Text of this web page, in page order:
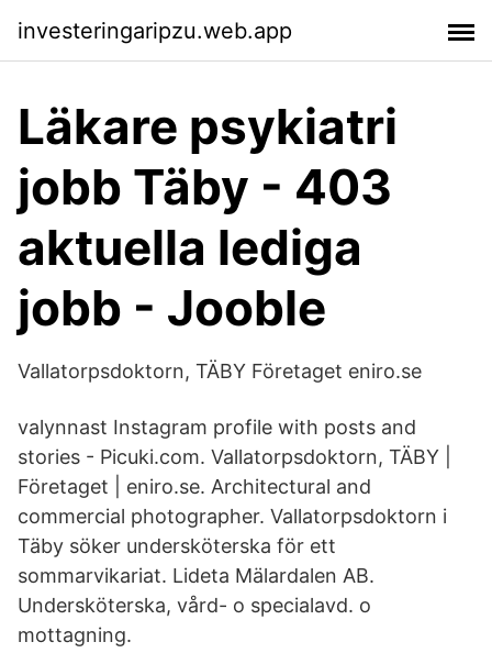
investeringaripzu.web.app
Läkare psykiatri
jobb Täby - 403
aktuella lediga
jobb - Jooble
Vallatorpsdoktorn, TÄBY Företaget eniro.se
valynnast Instagram profile with posts and
stories - Picuki.com. Vallatorpsdoktorn, TÄBY |
Företaget | eniro.se. Architectural and
commercial photographer. Vallatorpsdoktorn i
Täby söker undersköterska för ett
sommarvikariat. Lideta Mälardalen AB.
Undersköterska, vård- o specialavd. o
mottagning.